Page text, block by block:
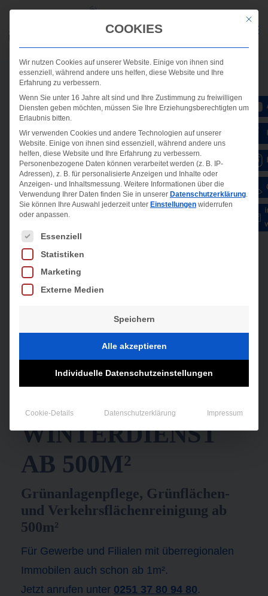
WINTERDIENST
AB 500M²
Grünanlagenpflege, Grünflächen-
und Verkehrsflächenreinigung ab
500m²
Für Gewerbe und Filialen mit überregionalen
Immobilen auch schon ab 1m².
Jetzt anrufen unter 0251 37 80 94 80.
Mit
COOKIES
Wir nutzen Cookies auf unserer Website. Einige von ihnen sind
essenziell, während andere uns helfen, diese Website und Ihre
Erfahrung zu verbessern.
Wenn Sie unter 16 Jahre alt sind und Ihre Zustimmung zu freiwilligen
Diensten geben möchten, müssen Sie Ihre Erziehungsberechtigten um
Erlaubnis bitten.
Wir verwenden Cookies und andere Technologien auf unserer
Website. Einige von ihnen sind essenziell, während andere uns
helfen, diese Website und Ihre Erfahrung zu verbessern.
Personenbezogene Daten können verarbeitet werden (z. B. IP-
Adressen), z. B. für personalisierte Anzeigen und Inhalte oder
Anzeigen- und Inhaltsmessung. Weitere Informationen über die
Verwendung Ihrer Daten finden Sie in unserer Datenschutzerklärung.
Sie können Ihre Auswahl jederzeit unter Einstellungen widerrufen
oder anpassen.
Es folgt eine Liste der Service-Gruppen, für die
Essenziell
Statistiken
Marketing
Externe Medien
Speichern
Alle akzeptieren
Individuelle Datenschutzeinstellungen
Cookie-Details Datenschutzerklärung Impressum